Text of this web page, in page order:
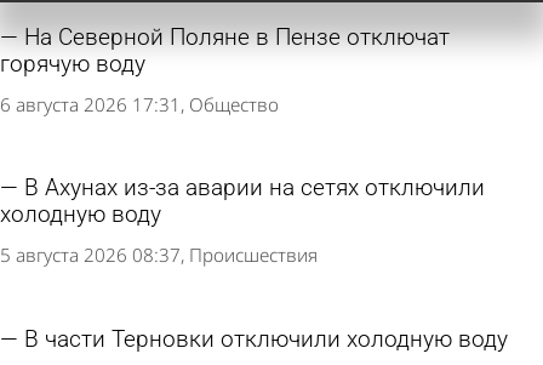
На Северной Поляне в Пензе отключат
горячую воду
6 августа 2026 17:31 Общество
В Ахунах из-за аварии на сетях отключили
холодную воду
5 августа 2026 08:37 Происшествия
В части Терновки отключили холодную воду